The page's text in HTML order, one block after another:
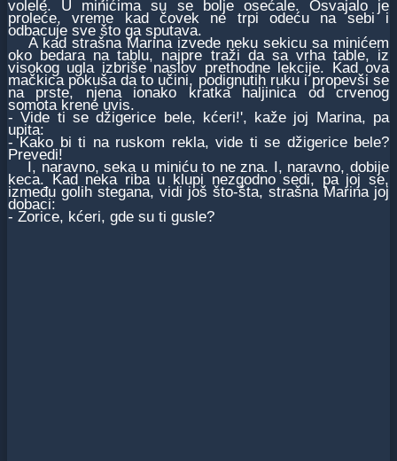
volele. U minićima su se bolje osećale. Osvajalo je
proleće, vreme kad čovek ne trpi odeću na sebi i
odbacuje sve što ga sputava.
A kad strašna Marina izvede neku sekicu sa minićem
oko bedara na tablu, najpre traži da sa vrha table, iz
visokog ugla izbriše naslov prethodne lekcije. Kad ova
mačkica pokuša da to učini, podignutih ruku i propevši se
na prste, njena ionako kratka haljinica od crvenog
somota krene uvis.
- Vide ti se džigerice bele, kćeri!', kaže joj Marina, pa
upita:
- Kako bi ti na ruskom rekla, vide ti se džigerice bele?
Prevedi!
I, naravno, seka u miniću to ne zna. I, naravno, dobije
keca. Kad neka riba u klupi nezgodno sedi, pa joj se,
između golih stegana, vidi još što-šta, strašna Marina joj
dobaci:
- Zorice, kćeri, gde su ti gusle?